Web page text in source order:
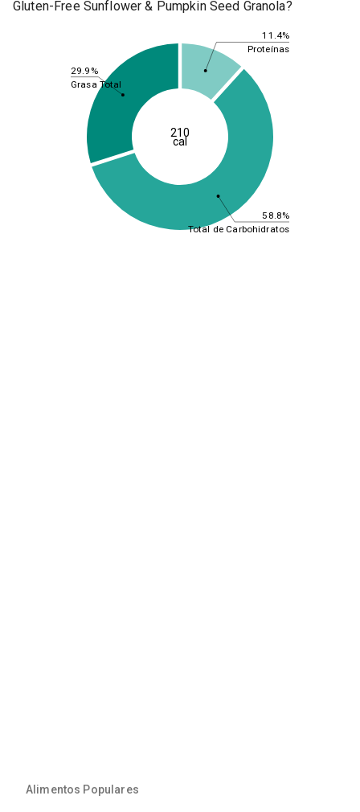
Gluten-Free Sunflower & Pumpkin Seed Granola?
11.4%
58.8%
29.9%
Proteínas
Total de Carbohidratos
Grasa Total
210
cal
Alimentos Populares